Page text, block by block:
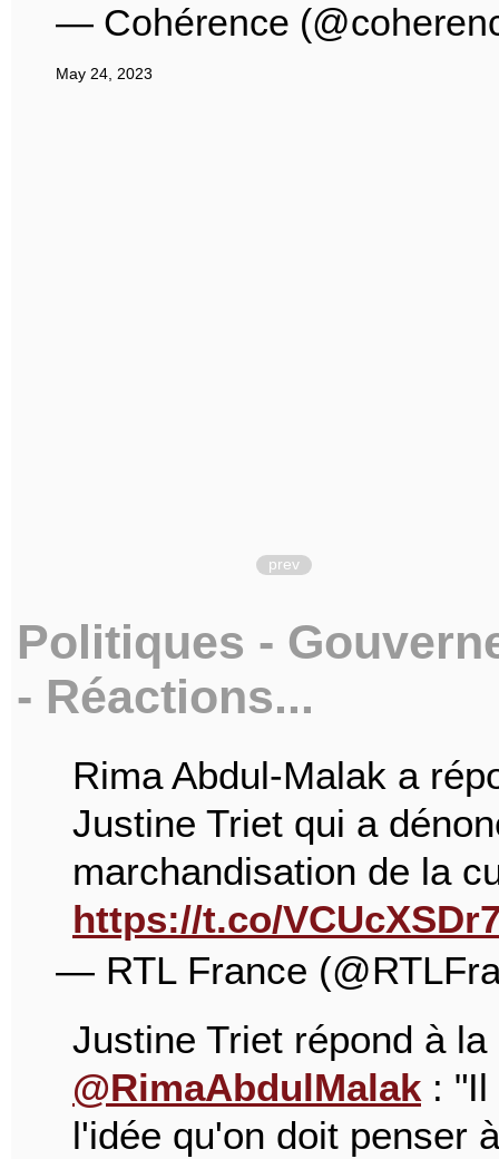
— Cohérence
May 24, 2023
prev
Politiques -
- Réactions...
Rima Abdul-Malak a
Justine Triet qui a
marchandisation de la
https://t.co/
— RTL France
Justine Triet répond à
@RimaAbdulMalak :
l'idée qu'on doit penser